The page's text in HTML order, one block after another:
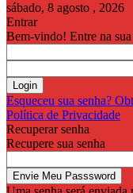
sábado, 8 agosto , 2026
Entrar
Bem-vindo! Entre na sua
Esqueceu sua senha?
Política de Privacidade
Recuperar senha
Recupere sua senha